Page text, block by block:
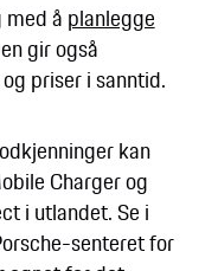
å planlegge
gir også
priser i sanntid.
kan
Charger og
i utlandet. Se i
senteret for